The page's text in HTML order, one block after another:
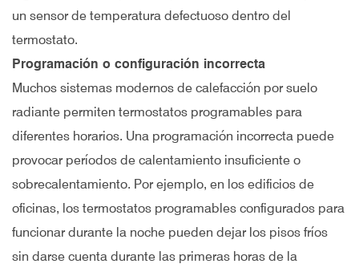
un sensor de temperatura defectuoso dentro del
termostato.
Programación o configuración incorrecta
Muchos sistemas modernos de calefacción por suelo
radiante permiten termostatos programables para
diferentes horarios. Una programación incorrecta puede
provocar períodos de calentamiento insuficiente o
sobrecalentamiento. Por ejemplo, en los edificios de
oficinas, los termostatos programables configurados para
funcionar durante la noche pueden dejar los pisos fríos
sin darse cuenta durante las primeras horas de la